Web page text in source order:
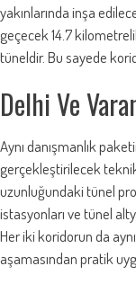
yakınlarında inşa
geçecek 14.7
tüneldir. Bu sayede
Delhi Ve
Aynı danışmanlık
gerçekleştirilecek
uzunluğundaki tünel
istasyonları ve tünel
Her iki koridorun da
aşamasından pratik